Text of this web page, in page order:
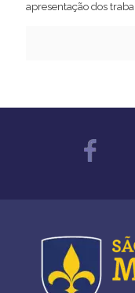
apresentação dos